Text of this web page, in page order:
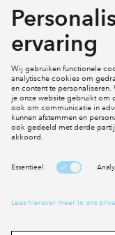
Mijn profiel
Social Media
Cookies